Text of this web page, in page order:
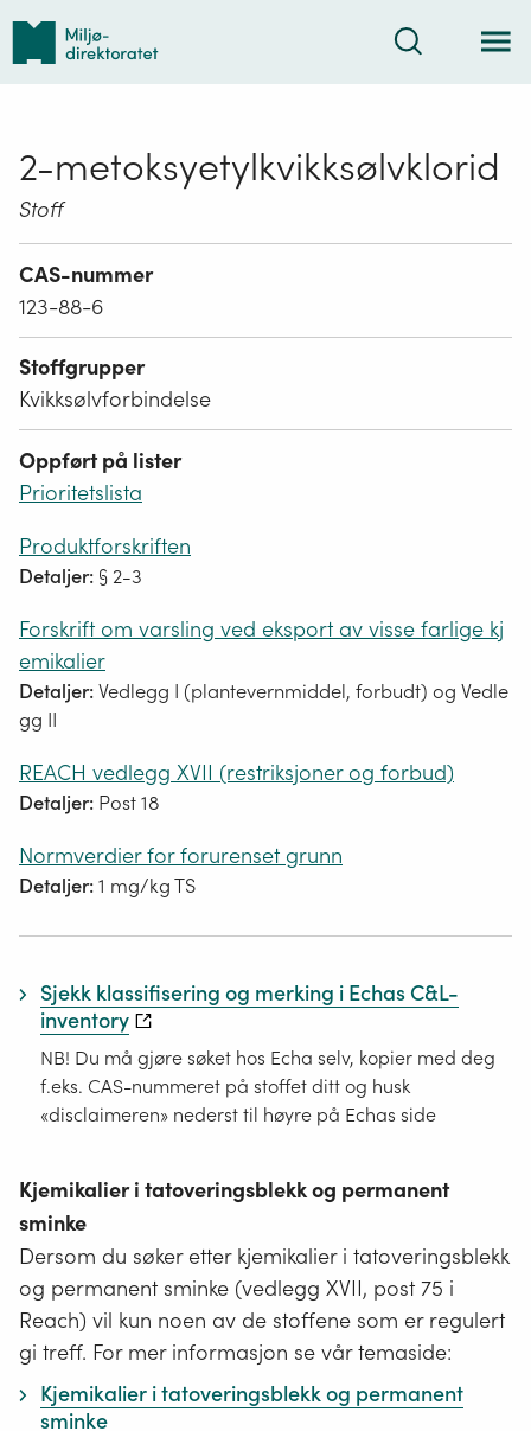
Tilbake
forsiden
Søk
2-metoksyetylkvikksølvklorid
Stoff
CAS-nummer
123-88-6
Stoffgrupper
Kvikksølvforbindelse
Oppført på lister
Prioritetslista
Produktforskriften
Detaljer: § 2-3
Forskrift om varsling ved eksport av visse farlige kj
emikalier
Detaljer:Vedlegg I (plantevernmiddel, forbudt) og Vedle
gg II
REACH vedlegg XVII (restriksjoner og forbud)
Detaljer: Post 18
Normverdier for forurenset grunn
Detaljer:1 mg/kg TS
Sjekk klassifisering og merking i Echas C&L-
inventory
NB! Du må gjøre søket hos Echa selv, kopier med deg
f.eks. CAS-nummeret på stoffet ditt og husk
«disclaimeren» nederst til høyre på Echas side
Kjemikalier i tatoveringsblekk og permanent
sminke
Dersom du søker etter kjemikalier i tatoveringsblekk
og permanent sminke (vedlegg XVII, post 75 i
Reach) vil kun noen av de stoffene som er regulert
gi treff. For mer informasjon se vår temaside:
Kjemikalier i tatoveringsblekk og permanent
sminke